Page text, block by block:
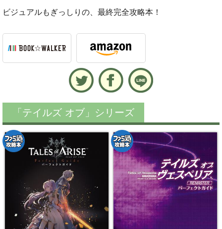
ビジュアルもぎっしりの、最終完全攻略本！
「テイルズ オブ」シリーズ